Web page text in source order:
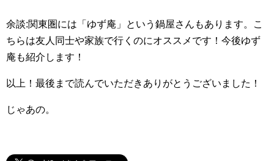
余談:関東圏には「ゆず庵」という鍋屋さんもあります。こ
ちらは友人同士や家族で行くのにオススメです！今後ゆず
庵も紹介します！
以上！最後まで読んでいただきありがとうございました！
じゃあの。